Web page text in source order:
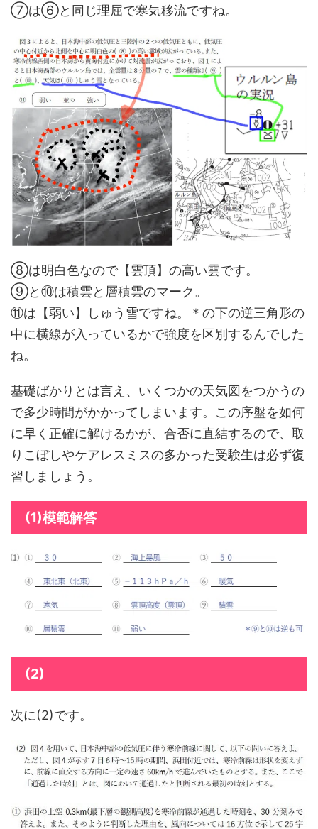
⑦は⑥と同じ理屈で寒気移流ですね。
⑧は明白色なので【雲頂】の高い雲です。
⑨と⑩は積雲と層積雲のマーク。
⑪は【弱い】しゅう雪ですね。＊の下の逆三角形の
中に横線が入っているかで強度を区別するんでした
ね。
基礎ばかりとは言え、いくつかの天気図をつかうの
で多少時間がかかってしまいます。この序盤を如何
に早く正確に解けるかが、合否に直結するので、取
りこぼしやケアレスミスの多かった受験生は必ず復
習しましょう。
(1)模範解答
(2)
次に(2)です。